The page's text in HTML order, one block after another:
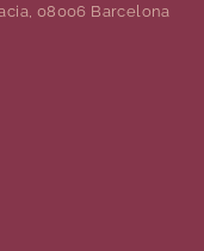
08006 Barcelona